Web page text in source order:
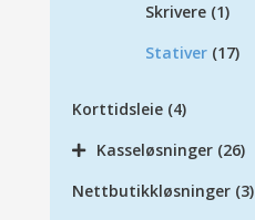
Skrivere (1)
Stativer (17)
Korttidsleie (4)
Kasseløsninger (26)
Nettbutikkløsninger (3)